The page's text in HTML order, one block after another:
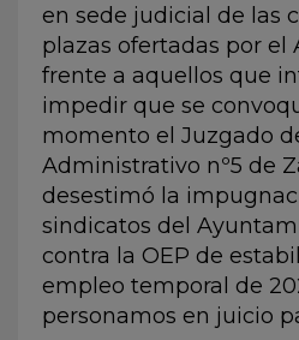
en sede judicial de las
plazas ofertadas por
frente a aquellos que
impedir que se
momento el Juzgado
Administrativo nº5 de
desestimó la
sindicatos del
contra la OEP de
empleo temporal de
personamos en juicio